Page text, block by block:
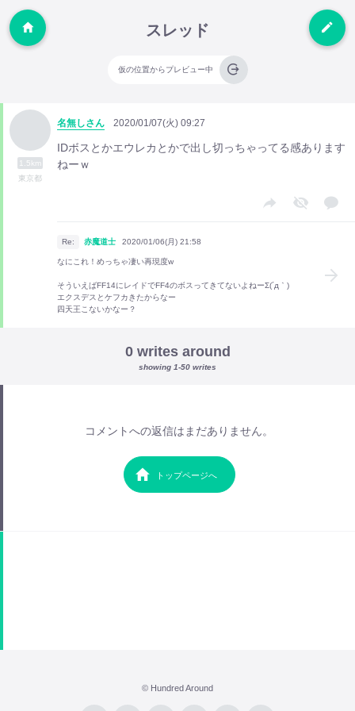
スレッド
仮の位置からプレビュー中
1.5km
東京都
名無しさん 2020/01/07(火) 09:27
IDボスとかエウレカとかで出し切っちゃってる感あります
ねーｗ
Re: 赤魔道士 2020/01/06(月) 21:58
なにこれ！めっちゃ凄い再現度w
そういえばFF14にレイドでFF4のボスってきてないよねーΣ(´д｀)
エクスデスとケフカきたからなー
四天王こないかなー？
0 writes around
showing 1-50 writes
コメントへの返信はまだありません。
トップページへ
© Hundred Around